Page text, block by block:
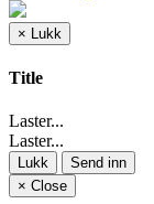
× Lukk
Title
Laster...
Laster...
Lukk
Send inn
× Close